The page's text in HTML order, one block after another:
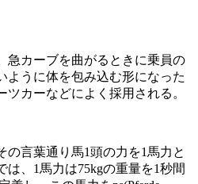
急カーブを曲がるときに乗員の
ように体を包み込む形になった
ツカーなどによく採用される。
の言葉通り馬1頭の力を1馬力と
は、1馬力は75kgの重量を1秒間